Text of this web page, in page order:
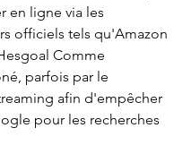
en ligne via les
officiels tels qu'Amazon
Comme
parfois par le
afin d'empêcher
pour les recherches